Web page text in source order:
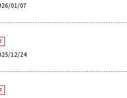
01/07
12/24